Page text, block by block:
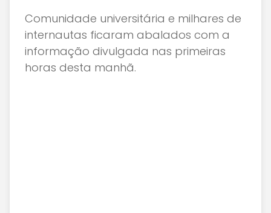
Comunidade universitária e milhares de
internautas ficaram abalados com a
informação divulgada nas primeiras
horas desta manhã.